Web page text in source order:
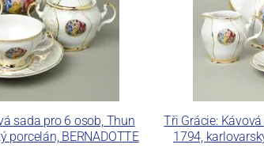
sada pro 6 osob, Thun
porcelán, BERNADOTTE
Tři Grácie:
1794,